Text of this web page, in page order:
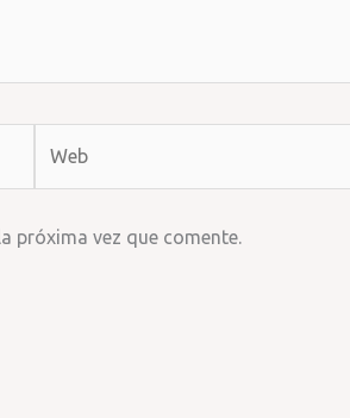
próxima vez que comente.